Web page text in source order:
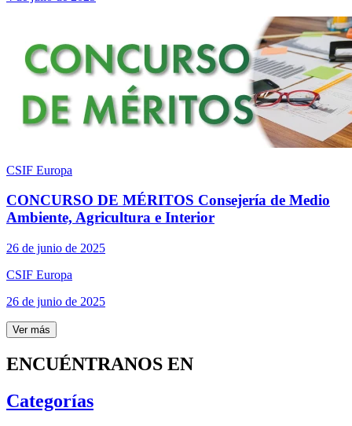
CSIF Europa
CONCURSO DE MÉRITOS Consejería de Medio
Ambiente, Agricultura e Interior
26 de junio de 2025
CSIF Europa
26 de junio de 2025
Ver más
ENCUÉNTRANOS EN
Categorías